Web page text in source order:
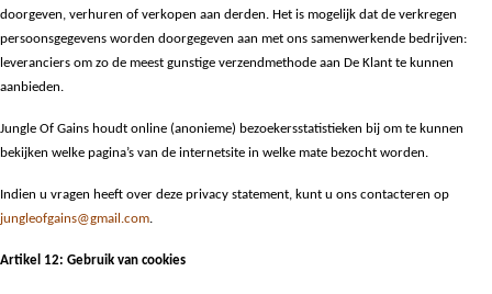
doorgeven, verhuren of verkopen aan derden. Het is mogelijk dat de verkregen
persoonsgegevens worden doorgegeven aan met ons samenwerkende bedrijven:
leveranciers om zo de meest gunstige verzendmethode aan De Klant te kunnen
aanbieden.
Jungle Of Gains houdt online (anonieme) bezoekersstatistieken bij om te kunnen
bekijken welke pagina’s van de internetsite in welke mate bezocht worden.
Indien u vragen heeft over deze privacy statement, kunt u ons contacteren op
jungleofgains@gmail.com.
Artikel 12: Gebruik van cookies